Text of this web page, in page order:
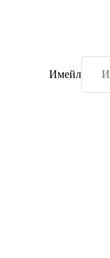
Имейл